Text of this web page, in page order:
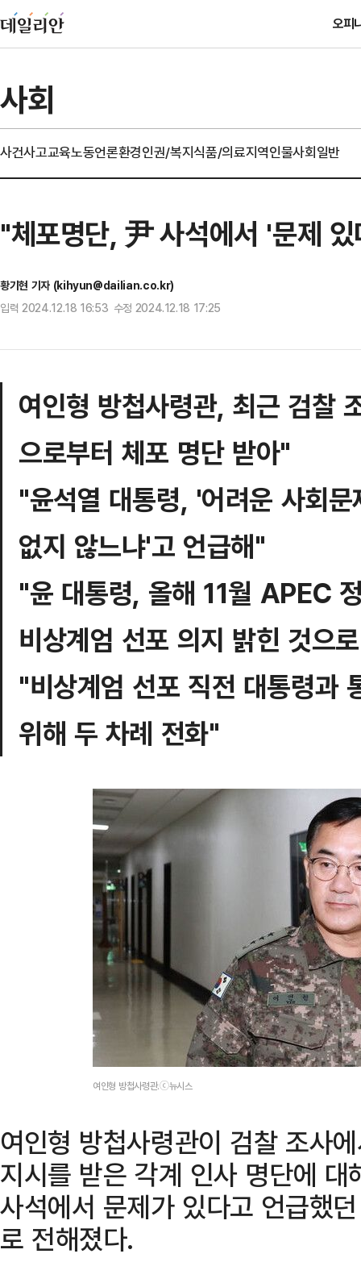
오피
사회
사건사고교육노동언론환경인권/복지식품/의료지역인물사회일반
"체포명단, 尹 사석에서 '문제
황기현 기자 (kihyun@dailian.co.kr)
입력 2024.12.18 16:53 수정 2024.12.18 17:25
여인형 방첩사령관, 최근 검찰
으로부터 체포 명단 받아"
"윤석열 대통령, '어려운 사회
없지 않느냐'고 언급해"
"윤 대통령, 올해 11월 APEC
비상계엄 선포 의지 밝힌 것으
"비상계엄 선포 직전 대통령과
위해 두 차례 전화"
여인형 방첩사령관.ⓒ뉴시스
여인형 방첩사령관이 검찰 조사
지시를 받은 각계 인사 명단에
사석에서 문제가 있다고 언급했
로 전해졌다.